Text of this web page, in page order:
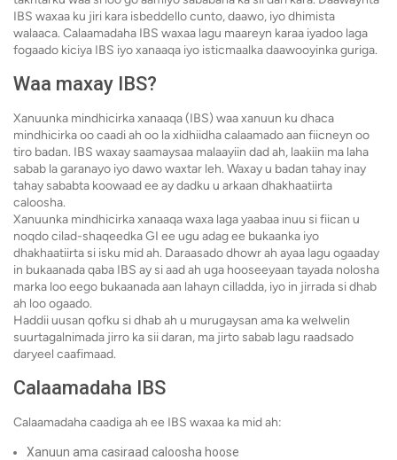
IBS waxaa ku jiri kara isbeddello cunto, daawo, iyo dhimista
walaaca. Calaamadaha IBS waxaa lagu maareyn karaa iyadoo laga
fogaado kiciya IBS iyo xanaaqa iyo isticmaalka daawooyinka guriga.
Waa maxay IBS?
Xanuunka mindhicirka xanaaqa (IBS) waa xanuun ku dhaca
mindhicirka oo caadi ah oo la xidhiidha calaamado aan fiicneyn oo
tiro badan. IBS waxay saamaysaa malaayiin dad ah, laakiin ma laha
sabab la garanayo iyo dawo waxtar leh. Waxay u badan tahay inay
tahay sababta koowaad ee ay dadku u arkaan dhakhaatiirta
caloosha.
Xanuunka mindhicirka xanaaqa waxa laga yaabaa inuu si fiican u
noqdo cilad-shaqeedka GI ee ugu adag ee bukaanka iyo
dhakhaatiirta si isku mid ah. Daraasado dhowr ah ayaa lagu ogaaday
in bukaanada qaba IBS ay si aad ah uga hooseeyaan tayada nolosha
marka loo eego bukaanada aan lahayn cilladda, iyo in jirrada si dhab
ah loo ogaado.
Haddii uusan qofku si dhab ah u murugaysan ama ka welwelin
suurtagalnimada jirro ka sii daran, ma jirto sabab lagu raadsado
daryeel caafimaad.
Calaamadaha IBS
Calaamadaha caadiga ah ee IBS waxaa ka mid ah:
Xanuun ama casiraad caloosha hoose